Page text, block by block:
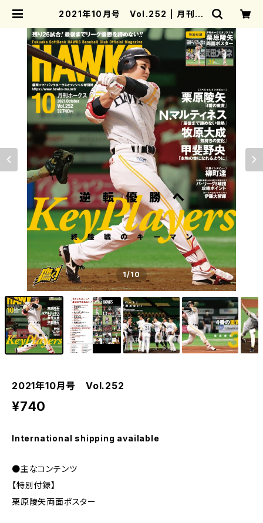
2021年10月号 Vol.252 | 月刊ホ
1/10
2021年10月号 Vol.252
¥740
International shipping available
●主なコンテンツ
【特別付録】
栗原陵矢両面ポスター